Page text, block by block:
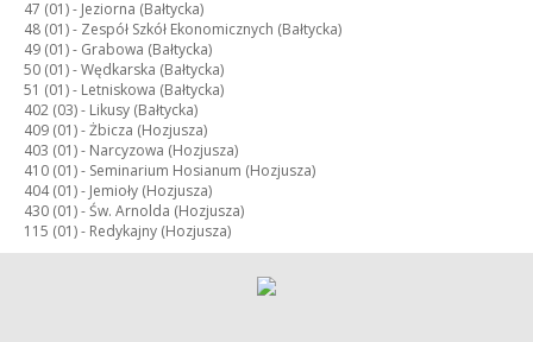
47 (01) - Jeziorna (Bałtycka)
48 (01) - Zespół Szkół Ekonomicznych (Bałtycka)
49 (01) - Grabowa (Bałtycka)
50 (01) -Wędkarska (Bałtycka)
51 (01) - Letniskowa (Bałtycka)
402 (03) - Likusy (Bałtycka)
409 (01) -Żbicza (Hozjusza)
403 (01) - Narcyzowa (Hozjusza)
410 (01) - Seminarium Hosianum (Hozjusza)
404 (01) - Jemioły (Hozjusza)
430 (01) -Św. Arnolda (Hozjusza)
115 (01) - Redykajny (Hozjusza)